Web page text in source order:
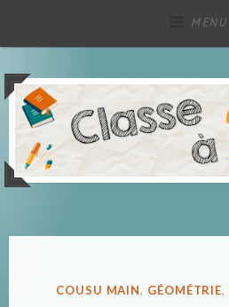
principal
MENU
Classe à deux
PUBLIÉ
COUSU MAIN, GÉOMÉTRIE,